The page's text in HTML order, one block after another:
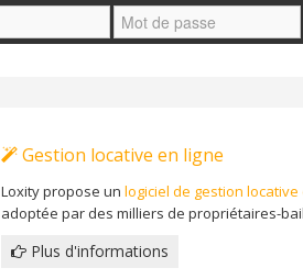
Gestion locative en ligne
Loxity propose un logiciel de gestion locative
adoptée par des milliers de propriétaires-
Plus d'informations